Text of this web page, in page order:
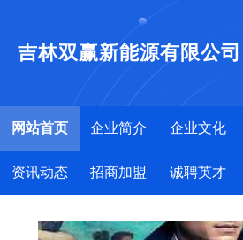
吉林双赢新能源有限公司
网站首页 企业简介 企业文化
资讯动态 招商加盟 诚聘英才